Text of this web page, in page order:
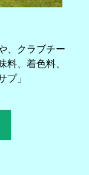
、クラブチー
料、着色料、
プ」